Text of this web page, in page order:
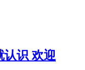
认识 欢迎